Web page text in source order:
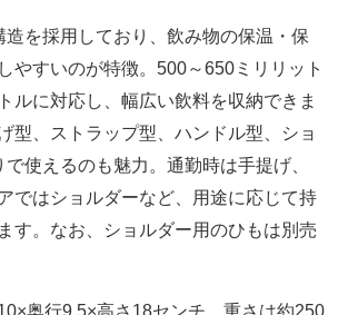
を採用しており、飲み物の保温・保
やすいのが特徴。500～650ミリリット
ルに対応し、幅広い飲料を収納できま
型、ストラップ型、ハンドル型、ショ
使えるのも魅力。通勤時は手提げ、
ではショルダーなど、用途に応じて持
す。なお、ショルダー用のひもは別売